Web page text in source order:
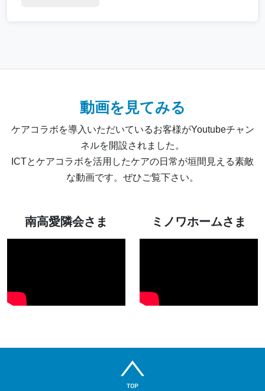
動画を見てみる
ケアコラボを導入いただいているお客様がYoutubeチャン
ネルを開設されました。
ICTとケアコラボを活用したケアの日常が垣間見える素敵
な動画です。ぜひご覧下さい。
南高愛隣会さま ミノワホームさま